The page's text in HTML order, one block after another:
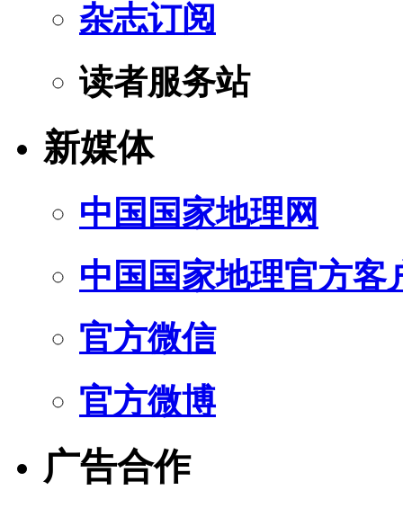
杂志订阅
读者服务站
新媒体
中国国家地理网
中国国家地理官方客
官方微信
官方微博
广告合作